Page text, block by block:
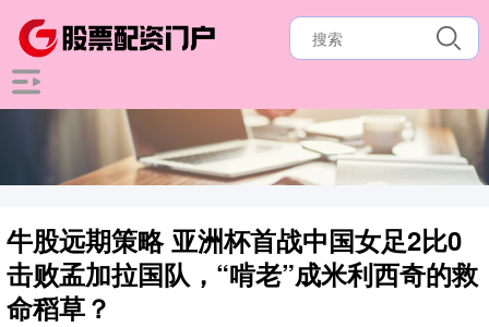
牛股远期策略 亚洲杯首战中国女足2比0
击败孟加拉国队，“啃老”成米利西奇的救
命稻草？